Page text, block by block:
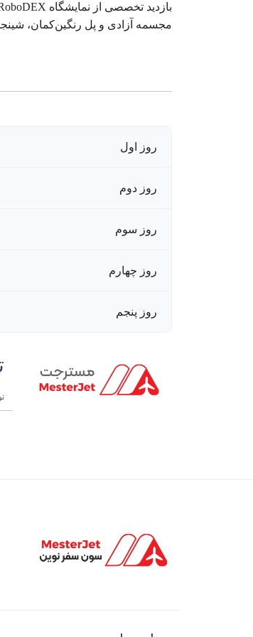
مجسمه آزادی و پل رنگین‌کمان،
روز اول
روز دوم
روز سوم
روز چهارم
روز پنجم